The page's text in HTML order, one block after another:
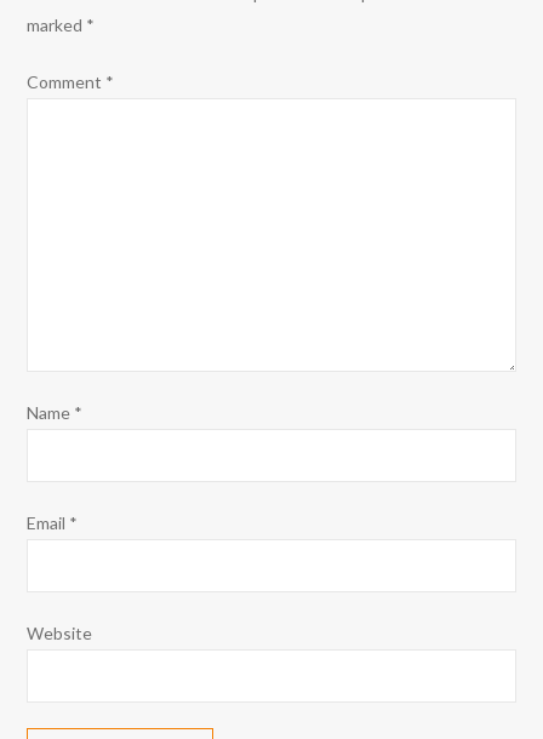
marked *
Comment *
Name *
Email *
Website